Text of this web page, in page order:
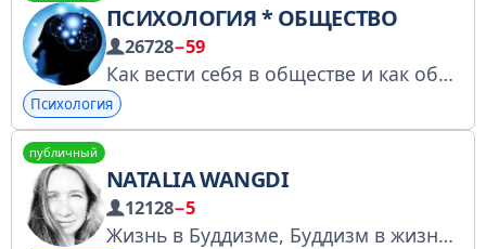
ПСИХОЛОГИЯ * ОБЩЕСТВО
26728−59
Как вести себя в обществе и как общество ведет себя Зарегистрирован в РКН: https://www.gosuslugi.ru/snet/67a5c0a001234b69883a9b6b По вопросам рекламы: @bLack2512
Психология
публичный
NATALIA WANGDI
12128−5
Жизнь в Буддизме, Буддизм в жизни Единственная русская в Бутане Авторские туры в Гималаи Беседы на буддийские темы